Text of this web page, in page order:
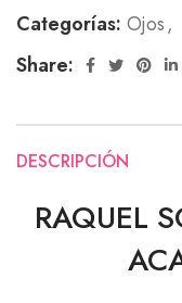
Categorías: Ojos,
Share:
DESCRIPCIÓN
RAQUEL